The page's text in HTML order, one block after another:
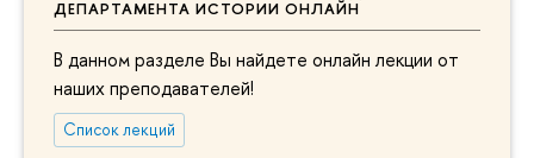
ДЕПАРТАМЕНТА ИСТОРИИ ОНЛАЙН
В данном разделе Вы найдете онлайн лекции от
наших преподавателей!
Список лекций